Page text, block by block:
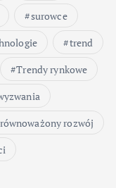
surowce
trend
Trendy rynkowe
rozwój